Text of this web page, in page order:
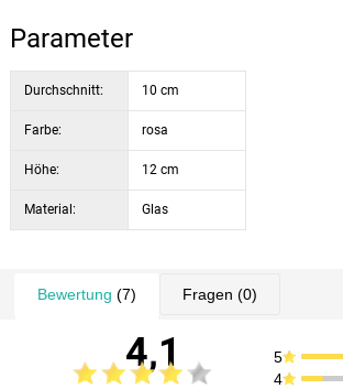
Parameter
Durchschnitt: 10 cm
Farbe: rosa
Höhe: 12 cm
Material: Glas
Bewertung (7) Fragen (0)
4,1 5
4